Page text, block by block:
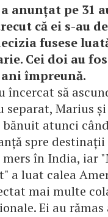
anunțat pe 31
că ei s-au
fusese
Cei doi au
împreună.
încercat să
separat, Marius
bănuit atunci
spre
în India, iar
a luat calea
mai multe
Ei au